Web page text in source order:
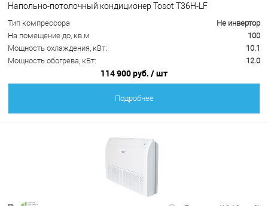
Напольно-потолочный кондиционер Tosot T36H-LF
Тип компрессора
Не инвертор
На помещение до, кв.м
100
Мощность охлаждения, кВт:
10.1
Мощность обогрева, кВт:
12.0
114 900 руб. / шт
Подробнее